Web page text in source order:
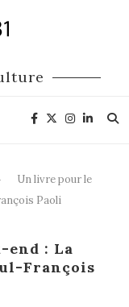
Un livre pour le
Paoli
end : La
François